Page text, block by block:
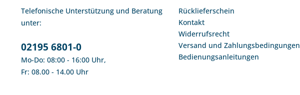
Telefonische Unterstützung und Beratung
unter:
02195 6801-0
Mo-Do: 08:00 - 16:00 Uhr,
Fr: 08.00 - 14.00 Uhr
Rücklieferschein
Kontakt
Widerrufsrecht
Versand und Zahlungsbedingungen
Bedienungsanleitungen